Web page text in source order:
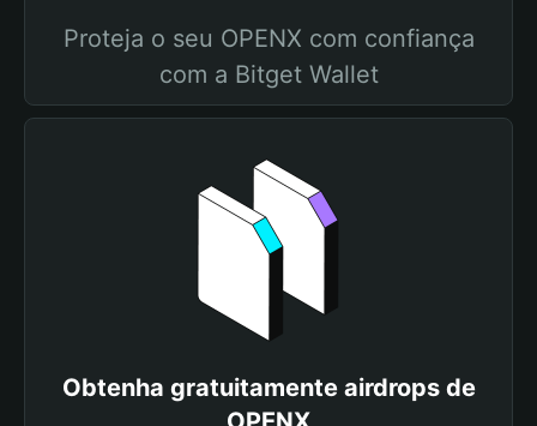
Proteja o seu OPENX com confiança
com a Bitget Wallet
Obtenha gratuitamente airdrops de